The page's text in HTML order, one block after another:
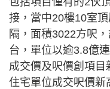
接，當中20樓10室
隔，面積3022方呎
台，單位以逾3.8億
成交價及呎價創項
住宅單位成交呎價新